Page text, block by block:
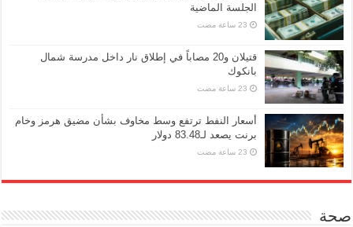
الجلسة الماضية
قتيلان و20 مصاباً في إطلاق نار داخل مدرسة شمال
بانكوك
أسعار النفط ترتفع وسط مخاوف بشأن مضيق هرمز وخام
برنت يصعد لـ83.48 دولار
صحة